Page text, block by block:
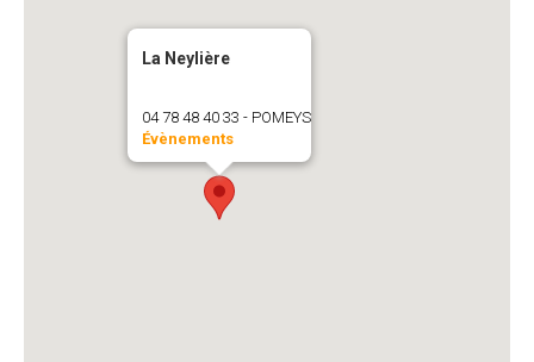
La Neylière
04 78 48 40 33 - POMEYS
Évènements